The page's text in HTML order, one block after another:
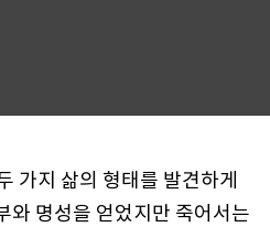
가지 삶의 형태를 발견하게
와 명성을 얻었지만 죽어서는